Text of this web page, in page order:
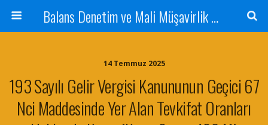
Balans Denetim ve Mali Müşavirlik Hizmetleri
14 Temmuz 2025
193 Sayılı Gelir Vergisi Kanununun Geçici 67
Nci Maddesinde Yer Alan Tevkifat Oranları